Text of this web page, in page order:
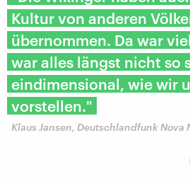
Kultur von anderen
übernommen. Da war
war alles längst nicht so
eindimensional, wie wir
vorstellen."
Klaus Jansen, Deutschlandfunk